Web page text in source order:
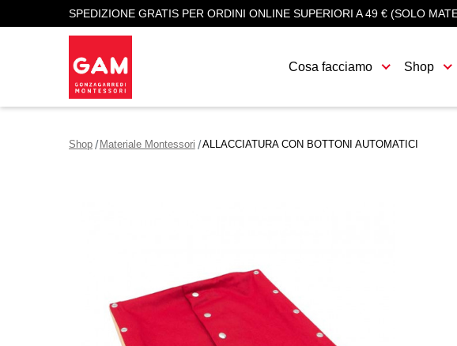
SPEDIZIONE GRATIS PER ORDINI ONLINE SUPERIORI A 49 € (SOLO
Cosa facciamo Shop
Shop Materiale Montessori ALLACCIATURA CON BOTTONI AUTOMATICI